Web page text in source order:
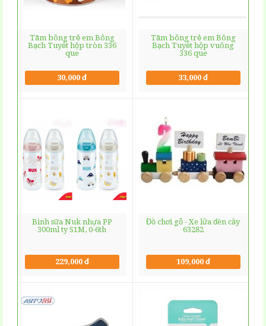
Tăm bông trẻ em Bông
Bạch Tuyết hộp tròn 336
que
30,000 đ
Tăm bông trẻ em Bông
Bạch Tuyết hộp vuông
336 que
33,000 đ
Bình sữa Nuk nhựa PP
300ml ty S1M, 0-6th
229,000 đ
Đồ chơi gỗ - Xe lửa đèn cầy
63282
109,000 đ